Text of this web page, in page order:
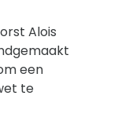
Alois
een
te